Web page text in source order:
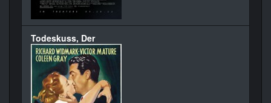
Todeskuss, Der